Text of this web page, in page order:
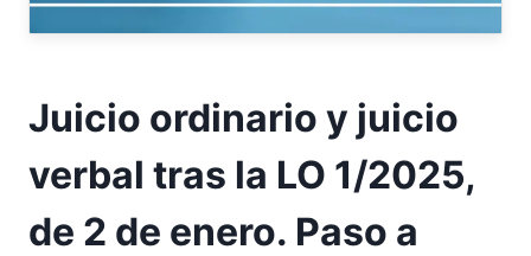
Juicio ordinario y juicio
verbal tras la LO 1/2025,
de 2 de enero. Paso a